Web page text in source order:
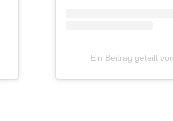
Ein Beitrag geteilt